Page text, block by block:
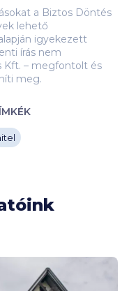
a Biztos Döntés
lehető
igyekezett
írás nem
Kft. – megfontolt és
meg.